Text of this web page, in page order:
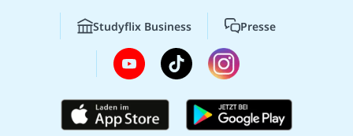
Studyflix Business Presse